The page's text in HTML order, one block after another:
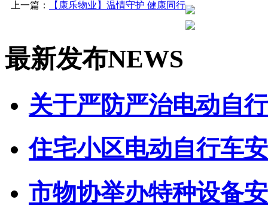
上一篇： 【康乐物业】温情守护 健康同行
最新发布NEWS
关于严防严治电动自
住宅小区电动自行车
市物协举办特种设备